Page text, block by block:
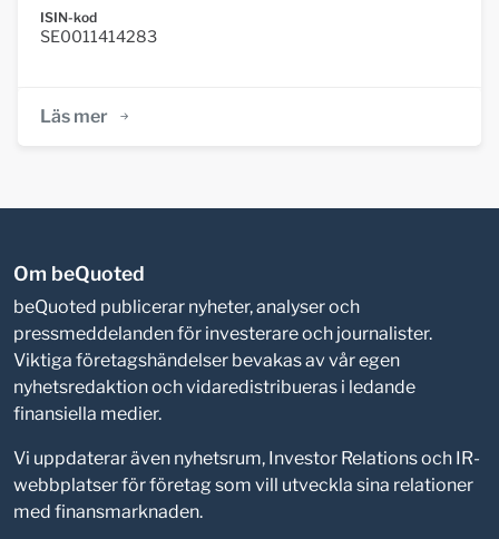
ISIN-kod
SE0011414283
Läs mer
Om beQuoted
beQuoted publicerar nyheter, analyser och
pressmeddelanden för investerare och journalister.
Viktiga företagshändelser bevakas av vår egen
nyhetsredaktion och vidaredistribueras i ledande
finansiella medier.
Vi uppdaterar även nyhetsrum, Investor Relations och IR-
webbplatser för företag som vill utveckla sina relationer
med finansmarknaden.